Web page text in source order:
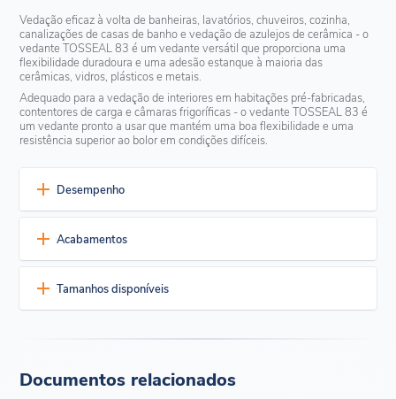
Vedação eficaz à volta de banheiras, lavatórios, chuveiros, cozinha,
canalizações de casas de banho e vedação de azulejos de cerâmica - o
vedante TOSSEAL 83 é um vedante versátil que proporciona uma
flexibilidade duradoura e uma adesão estanque à maioria das
cerâmicas, vidros, plásticos e metais.
Adequado para a vedação de interiores em habitações pré-fabricadas,
contentores de carga e câmaras frigoríficas - o vedante TOSSEAL 83 é
um vedante pronto a usar que mantém uma boa flexibilidade e uma
resistência superior ao bolor em condições difíceis.
Desempenho
Excelente Durabilidade
Um componente, selante pronto a usar
Sem odor a acetoxi durante a cura
Cura neutra (ketoxime cure)
Acabamentos
Branco Marfim Marfim claro
Tamanhos disponíveis
ml, em caixas de 50 (5 caixas de 10 cartuchos)
Documentos relacionados